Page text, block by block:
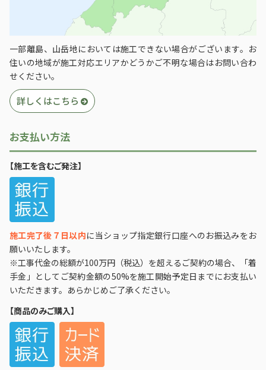
一部離島、山岳地においては施工できない場合がございます。お
住いの地域が施工対応エリアかどうかご不明な場合はお問い合わ
せください。
詳しくはこちら
お支払い方法
【施工を含むご発注】
施工完了後７日以内に当ショップ指定銀行口座へのお振込みをお
願いいたします。
※工事代金の総額が100万円（税込）を超えるご契約の場合、「着
手金」としてご契約金額の50%を施工開始予定日までにお支払い
いただきます。あらかじめご了承ください。
【商品のみご購入】